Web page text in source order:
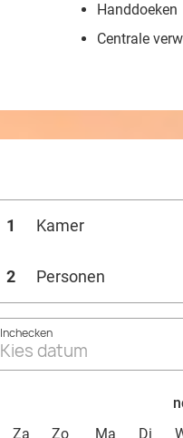
Handdoeken
Centrale
1 Kamer
2 Personen
Inchecken
Kies datum
Za Zo
Ma
Di